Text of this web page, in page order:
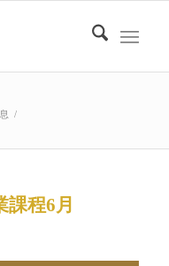
/
程6月